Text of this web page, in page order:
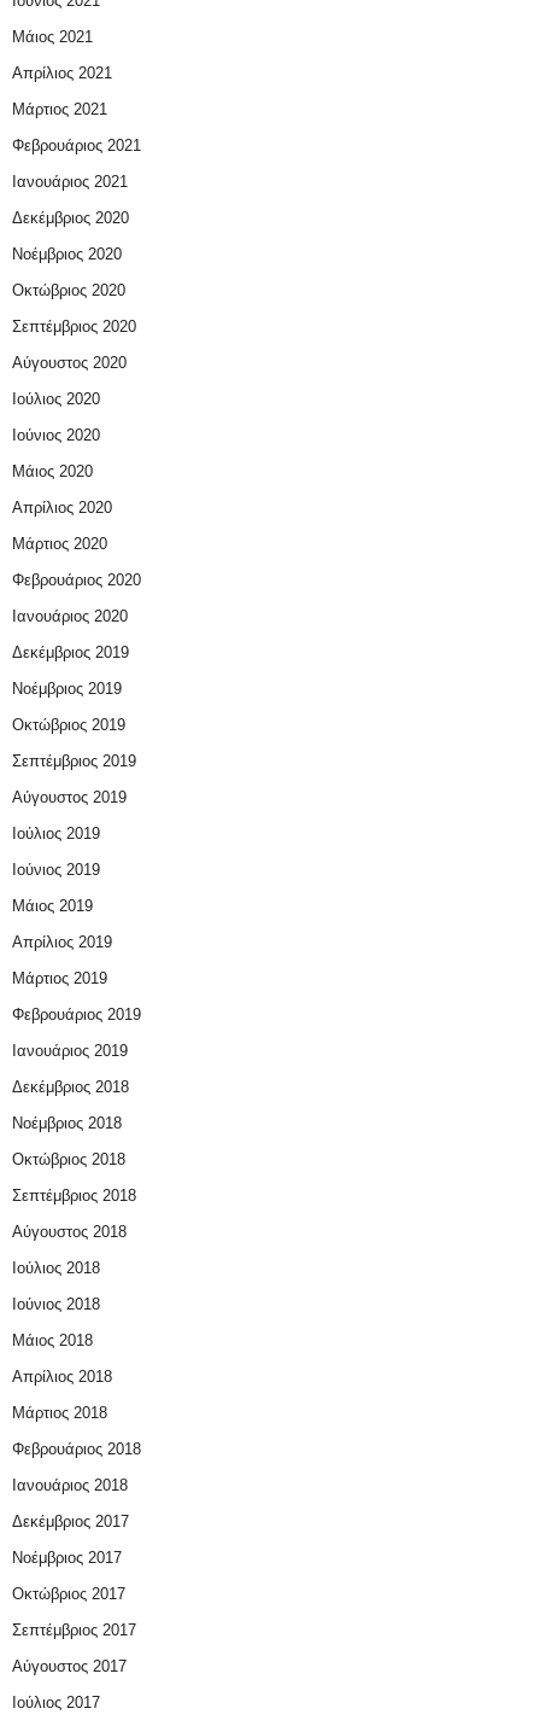
Μάιος 2021
Απρίλιος 2021
Μάρτιος 2021
Φεβρουάριος 2021
Ιανουάριος 2021
Δεκέμβριος 2020
Νοέμβριος 2020
Οκτώβριος 2020
Σεπτέμβριος 2020
Αύγουστος 2020
Ιούλιος 2020
Ιούνιος 2020
Μάιος 2020
Απρίλιος 2020
Μάρτιος 2020
Φεβρουάριος 2020
Ιανουάριος 2020
Δεκέμβριος 2019
Νοέμβριος 2019
Οκτώβριος 2019
Σεπτέμβριος 2019
Αύγουστος 2019
Ιούλιος 2019
Ιούνιος 2019
Μάιος 2019
Απρίλιος 2019
Μάρτιος 2019
Φεβρουάριος 2019
Ιανουάριος 2019
Δεκέμβριος 2018
Νοέμβριος 2018
Οκτώβριος 2018
Σεπτέμβριος 2018
Αύγουστος 2018
Ιούλιος 2018
Ιούνιος 2018
Μάιος 2018
Απρίλιος 2018
Μάρτιος 2018
Φεβρουάριος 2018
Ιανουάριος 2018
Δεκέμβριος 2017
Νοέμβριος 2017
Οκτώβριος 2017
Σεπτέμβριος 2017
Αύγουστος 2017
Ιούλιος 2017